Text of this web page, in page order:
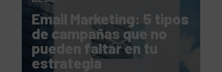
Email Marketing: 5 tipos
de campañas que no
pueden faltar en tu
estrategia